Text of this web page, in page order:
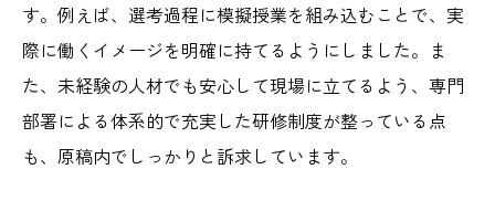
す。例えば、選考過程に模擬授業を組み込むことで、実
際に働くイメージを明確に持てるようにしました。ま
た、未経験の人材でも安心して現場に立てるよう、専門
部署による体系的で充実した研修制度が整っている点
も、原稿内でしっかりと訴求しています。